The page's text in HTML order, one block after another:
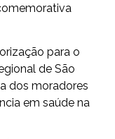
para o
de São
dos moradores
em saúde na